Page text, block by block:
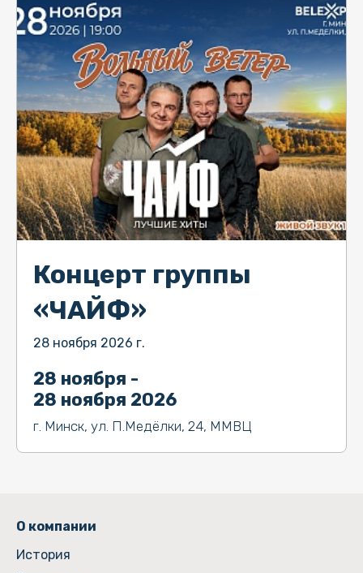
28 ноября -
28 ноября 2026
г. Минск, ул. П.Медёлки, 24, ММВЦ
Концерт группы
«ЧАЙФ»
28 ноября 2026 г.
О компании
История